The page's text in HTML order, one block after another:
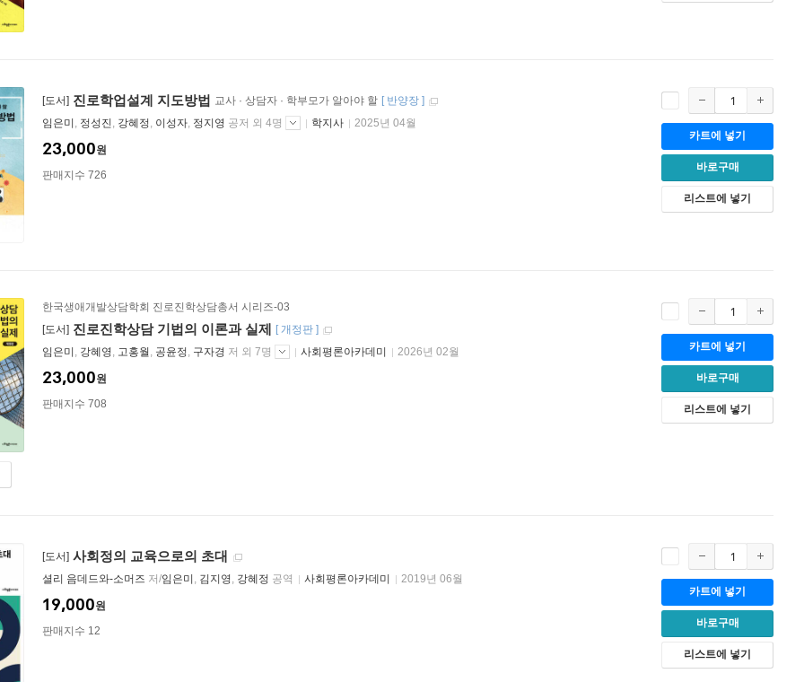
[도서] 진로학업설계 지도방법 교사 · 상담자 · 학부모가 알아야 할 [ 반양장 ]
임은미 , 정성진 , 강혜정, 이성자, 정지영 공저 외 4명 학지사 2025년 04월
23,000원
판매지수 726
카트에 넣기
바로구매
리스트에 넣기
한국생애개발상담학회 진로진학상담총서 시리즈-03
[도서] 진로진학상담 기법의 이론과 실제 [개정판 ]
임은미 , 강혜영, 고홍월 , 공윤정, 구자경 저 외 7명 사회평론아카데미 2026년 02월
23,000원
판매지수 708
카트에 넣기
바로구매
리스트에 넣기
[도서] 사회정의 교육으로의 초대
셜리 음데드와-소머즈 저/임은미 , 김지영, 강혜정 공역 사회평론아카데미 2019년 06월
19,000원
판매지수 12
카트에 넣기
바로구매
리스트에 넣기